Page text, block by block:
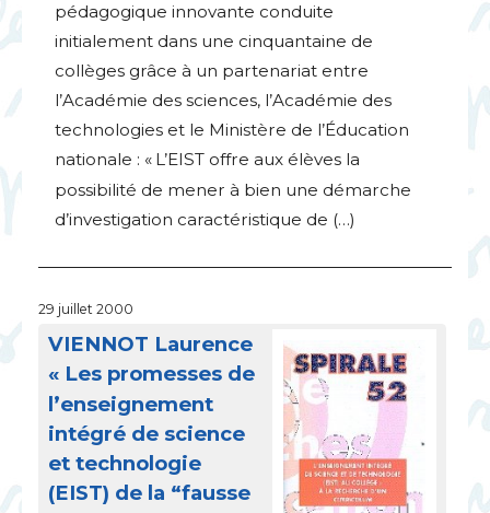
pédagogique innovante conduite
initialement dans une cinquantaine de
collèges grâce à un partenariat entre
l’Académie des sciences, l’Académie des
technologies et le Ministère de l’Éducation
nationale : « L’EIST offre aux élèves la
possibilité de mener à bien une démarche
d’investigation caractéristique de (…)
29 juillet 2000
VIENNOT Laurence
« Les promesses de
l’enseignement
intégré de science
et technologie
(EIST) de la “fausse